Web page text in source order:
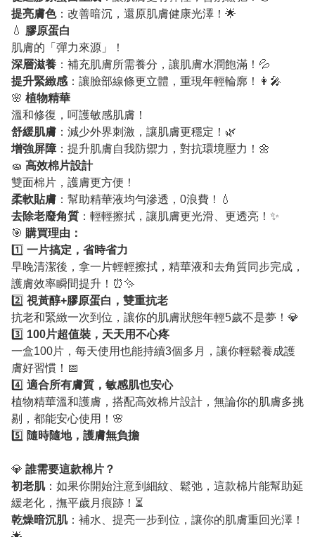
提亮膚色：改善暗沉，還原肌膚健康光澤！🌟
💧 膠原蛋白
肌膚的「彈力來源」！
深層滋養 ：補充肌膚所需養分，讓肌膚水潤飽滿！💦
提升緊緻感 ：讓臉部線條更立體，重現年輕輪廓！👩‍🎤
🌸 植物精華
溫和修復，呵護敏感肌膚！
舒緩肌膚 ：減少外界刺激，讓肌膚更穩定！🌿
增強屏障 ：提升肌膚自我防禦力，對抗環境壓力！🌼
🧽 高效棉片設計
雙面棉片，護膚更方便！
柔軟貼膚 ：幫助精華液均勻滲透，0浪費！💧
去除老廢角質 ：輕輕擦拭，讓肌膚更光滑、更透亮！✨
🎯 購買理由：
1️⃣ 一片搞定，省時省力
早晚清潔後，拿一片輕輕擦拭，精華液和去角質同步完成，
護膚效率瞬間提升！⏰✨
2️⃣ 視黃醇+膠原蛋白，雙重抗老
抗老和緊緻一次到位，讓你的肌膚狀態年輕5歲不是夢！💎
3️⃣ 100片超值裝，天天用不心疼
一盒100片，每天使用也能持續3個多月，讓你輕鬆養成護
膚好習慣！📅
4️⃣ 適合所有膚質，敏感肌也安心
植物精華溫和護膚，搭配高效棉片設計，無論你的肌膚多挑
剔，都能安心使用！🌸
5️⃣ 隨時隨地，護膚無負擔
💎 誰需要這款棉片？
初老肌：如果你開始注意到細紋、鬆弛，這款棉片能幫助延
緩老化，撫平歲月痕跡！⏳
乾燥暗沉肌：補水、提亮一步到位，讓你的肌膚重回光澤！